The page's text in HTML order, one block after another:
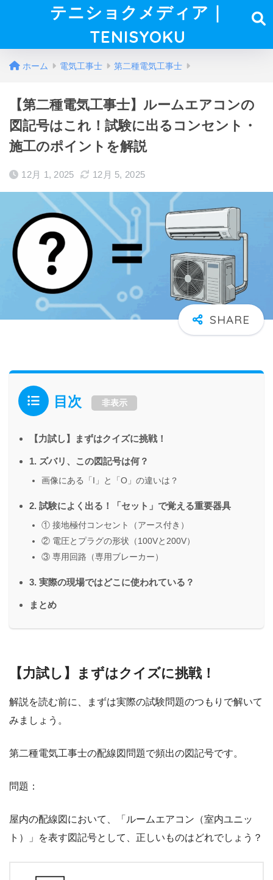
テニショクメディア｜
TENISYOKU
ホーム 電気工事士 第二種電気工事士
【第二種電気工事士】ルームエアコンの
図記号はこれ！試験に出るコンセント・
施工のポイントを解説
12月 1, 2025 12月 5, 2025
目次 非表示
【力試し】まずはクイズに挑戦！
1. ズバリ、この図記号は何？
画像にある「I」と「O」の違いは？
2. 試験によく出る！「セット」で覚える重要器具
① 接地極付コンセント（アース付き）
② 電圧とプラグの形状（100Vと200V）
③ 専用回路（専用ブレーカー）
3. 実際の現場ではどこに使われている？
まとめ
【力試し】まずはクイズに挑戦！
解説を読む前に、まずは実際の試験問題のつもりで解いて
みましょう。
第二種電気工事士の配線図問題で頻出の図記号です。
問題：
屋内の配線図において、「ルームエアコン（室内ユニッ
ト）」を表す図記号として、正しいものはどれでしょう？